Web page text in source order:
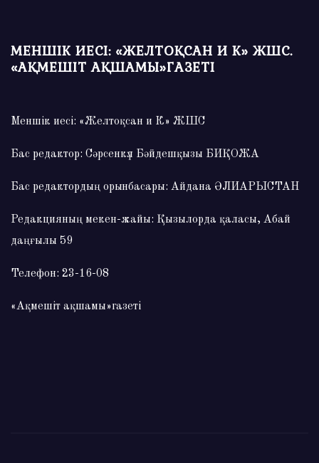
МЕНШІК ИЕСІ: «ЖЕЛТОҚСАН И К» ЖШС.
«АҚМЕШІТ АҚШАМЫ»ГАЗЕТІ
Меншік иесі: «Желтоқсан и К» ЖШС
Бас редактор: Сәрсенкүл Бәйдешқызы БИҚОЖА
Бас редактордың орынбасары: Айдана ӘЛИАРЫСТАН
Редакцияның мекен-жайы: Қызылорда қаласы, Абай
даңғылы 59
Телефон: 23-16-08
«Ақмешіт ақшамы»газеті